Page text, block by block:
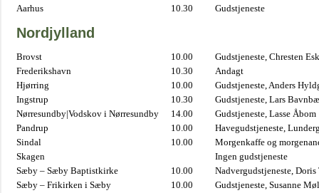
Aarhus
10.30 Gudstjeneste
Nordjylland
Brovst 10.00
Gudstjeneste, Chresten
Frederikshavn
10.30
Andagt
Hjørring
10.00
Gudstjeneste, Anders
Ingstrup
10.30
Gudstjeneste, Lars
Nørresundby|Vodskov i Nørresundby
14.00
Gudstjeneste, Lasse Åbom
Pandrup
10.00
Havegudstjeneste,
Sindal
10.00
Morgenkaffe og
Skagen
Ingen gudstjeneste
Sæby – Sæby Baptistkirke
10.00
Nadvergudstjeneste,
Sæby – Frikirken i Sæby
10.00 Gudstjeneste, Susanne